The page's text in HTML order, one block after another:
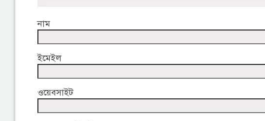
নাম
ইমেইল
ওয়েবসাইট